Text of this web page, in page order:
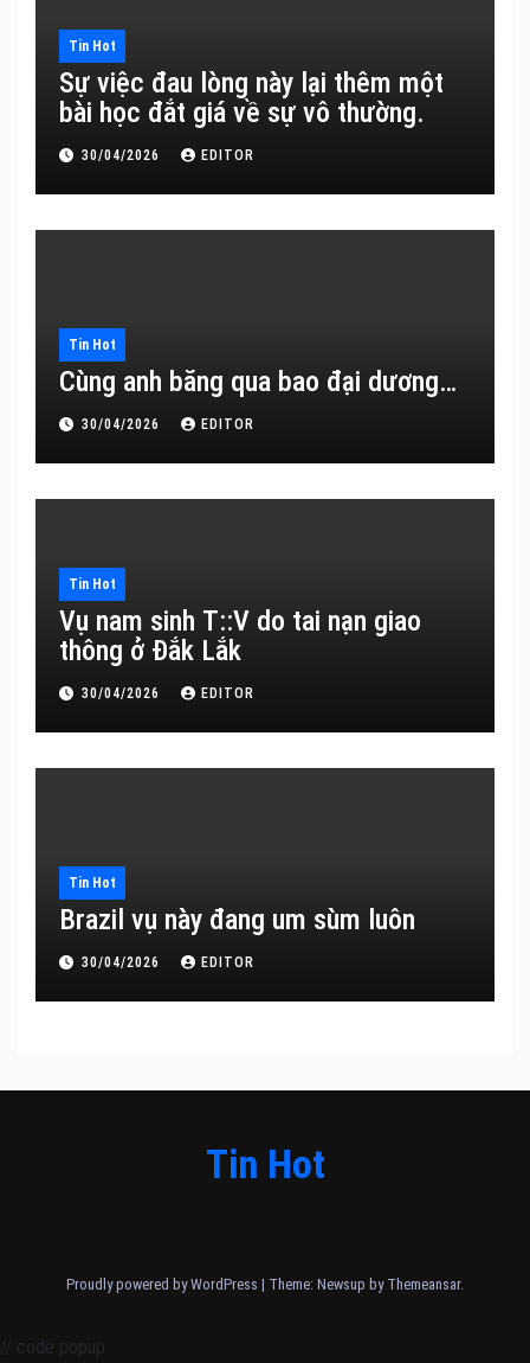
Tin Hot
Sự việc đau lòng này lại thêm một
bài học đắt giá về sự vô thường.
30/04/2026 EDITOR
Tin Hot
Cùng anh băng qua bao đại dương…
30/04/2026 EDITOR
Tin Hot
Vụ nam sinh T::V do tai nạn giao
thông ở Đắk Lắk
30/04/2026 EDITOR
Tin Hot
Brazil vụ này đang um sùm luôn
30/04/2026 EDITOR
Tin Hot
Proudly powered by WordPress | Theme: Newsup by Themeansar.
// code popup